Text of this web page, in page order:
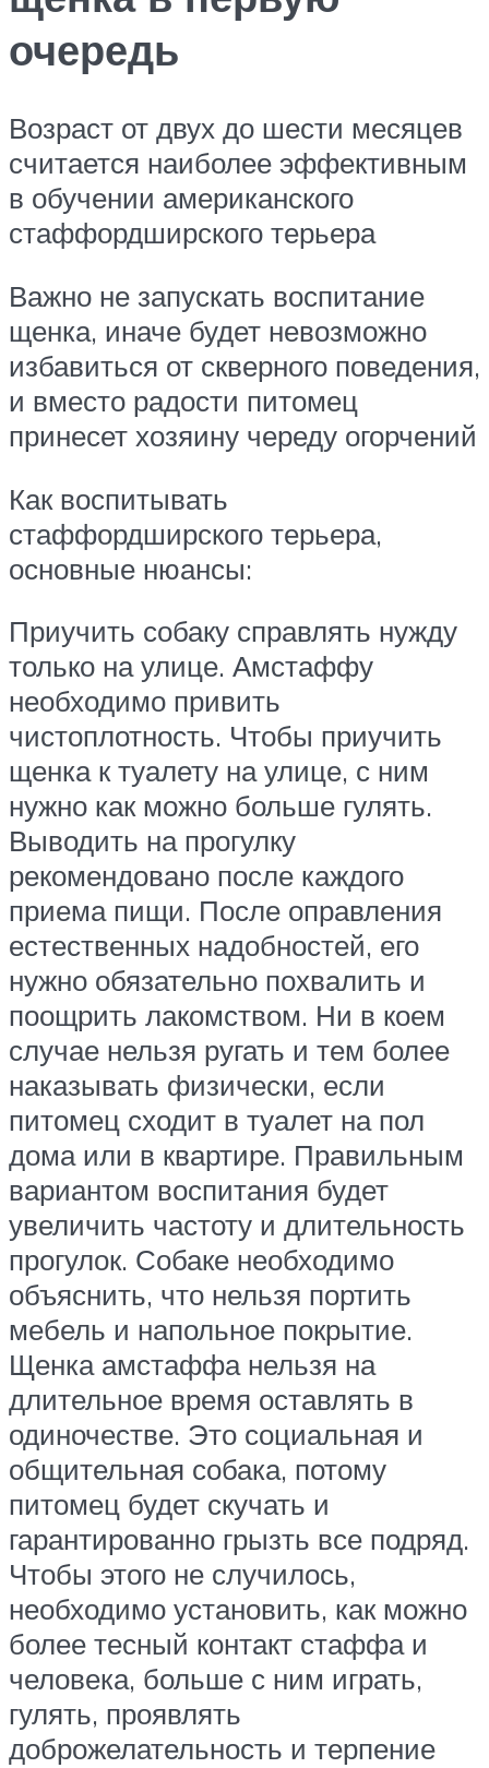
очередь
Возраст от двух до шести месяцев
считается наиболее эффективным
в обучении американского
стаффордширского терьера
Важно не запускать воспитание
щенка, иначе будет невозможно
избавиться от скверного поведения,
и вместо радости питомец
принесет хозяину череду огорчений
Как воспитывать
стаффордширского терьера,
основные нюансы:
Приучить собаку справлять нужду
только на улице. Амстаффу
необходимо привить
чистоплотность. Чтобы приучить
щенка к туалету на улице, с ним
нужно как можно больше гулять.
Выводить на прогулку
рекомендовано после каждого
приема пищи. После оправления
естественных надобностей, его
нужно обязательно похвалить и
поощрить лакомством. Ни в коем
случае нельзя ругать и тем более
наказывать физически, если
питомец сходит в туалет на пол
дома или в квартире. Правильным
вариантом воспитания будет
увеличить частоту и длительность
прогулок. Собаке необходимо
объяснить, что нельзя портить
мебель и напольное покрытие.
Щенка амстаффа нельзя на
длительное время оставлять в
одиночестве. Это социальная и
общительная собака, потому
питомец будет скучать и
гарантированно грызть все подряд.
Чтобы этого не случилось,
необходимо установить, как можно
более тесный контакт стаффа и
человека, больше с ним играть,
гулять, проявлять
доброжелательность и терпение